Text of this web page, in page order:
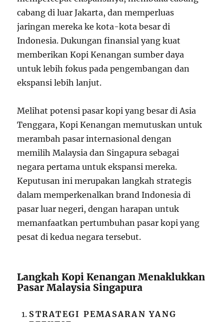
cabang di luar Jakarta, dan memperluas
jaringan mereka ke kota-kota besar di
Indonesia. Dukungan finansial yang kuat
memberikan Kopi Kenangan sumber daya
untuk lebih fokus pada pengembangan dan
ekspansi lebih lanjut.
Melihat potensi pasar kopi yang besar di Asia
Tenggara, Kopi Kenangan memutuskan untuk
merambah pasar internasional dengan
memilih Malaysia dan Singapura sebagai
negara pertama untuk ekspansi mereka.
Keputusan ini merupakan langkah strategis
dalam memperkenalkan brand Indonesia di
pasar luar negeri, dengan harapan untuk
memanfaatkan pertumbuhan pasar kopi yang
pesat di kedua negara tersebut.
Langkah Kopi Kenangan Menaklukkan
Pasar Malaysia Singapura
STRATEGI PEMASARAN YANG